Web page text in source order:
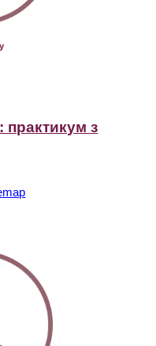
: практикум з